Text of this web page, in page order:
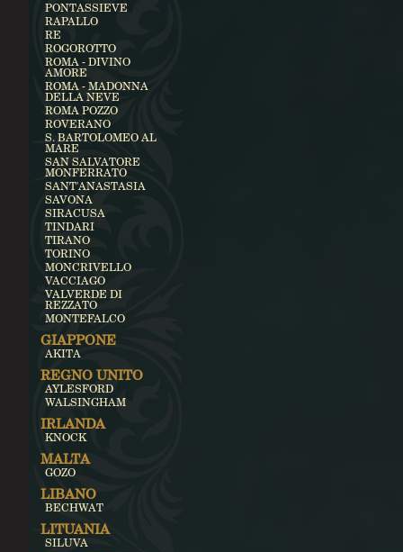
PONTASSIEVE
RAPALLO
RE
ROGOROTTO
ROMA - DIVINO
AMORE
ROMA - MADONNA
DELLA NEVE
ROMA POZZO
ROVERANO
S. BARTOLOMEO AL
MARE
SAN SALVATORE
MONFERRATO
SANT'ANASTASIA
SAVONA
SIRACUSA
TINDARI
TIRANO
TORINO
MONCRIVELLO
VACCIAGO
VALVERDE DI
REZZATO
MONTEFALCO
GIAPPONE
AKITA
REGNO UNITO
AYLESFORD
WALSINGHAM
IRLANDA
KNOCK
MALTA
GOZO
LIBANO
BECHWAT
LITUANIA
SILUVA